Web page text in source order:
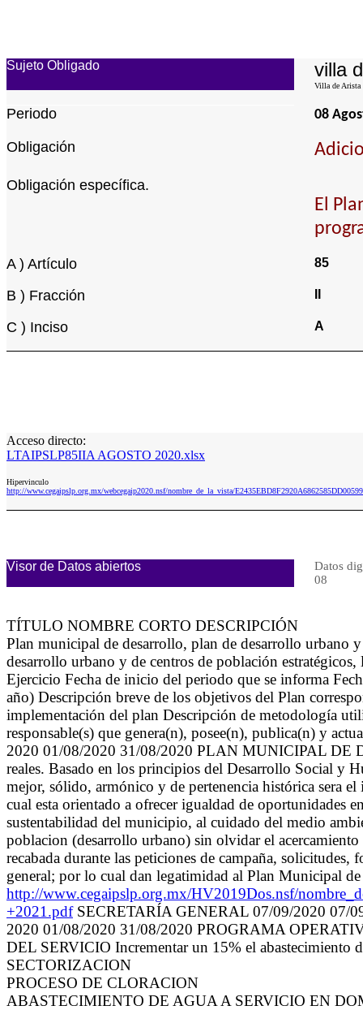
Sujeto Obligado villa
Villa de Arista
Periodo 08
Obligación
Obligación específica.
El
A ) Artículo 85
B ) Fracción
C ) Inciso A
Acceso directo:
LTAIPSLP85IIA AGOSTO 2020.xlsx
Hipervinculo
http://www.cegaipslp.org.mx/webcegaip2020.nsf/nombre_de_la_vista/
Visor de Datos abiertos
Datos
08
TÍTULO NOMBRE CORTO DESCRIPCIÓN
Plan municipal de desarrollo, plan de desarrollo urbano
desarrollo urbano y de centros de población
Ejercicio Fecha de inicio del periodo que se informa
año) Descripción breve de los objetivos del Plan
implementación del plan Descripción de metodología
responsable(s) que genera(n), posee(n), publica(n) y
2020 01/08/2020 31/08/2020 PLAN MUNICIPAL DE
reales. Basado en los principios del Desarrollo Social y
mejor, sólido, armónico y de pertenencia histórica sera
cual esta orientado a ofrecer igualdad de oportunidades
sustentabilidad del municipio, al cuidado del medio
poblacion (desarrollo urbano) sin olvidar el
recabada durante las peticiones de campaña,
general; por lo cual dan legatimidad al Plan Municipal
http://www.cegaipslp.org.mx/HV2019Dos.nsf/
+2021.pdfSECRETARÍA GENERAL 07/09/2020 07/
2020 01/08/2020 31/08/2020 PROGRAMA
DEL SERVICIO Incrementar un 15% el abastecimiento
SECTORIZACION
PROCESO DE CLORACION
ABASTECIMIENTO DE AGUA A SERVICIO EN